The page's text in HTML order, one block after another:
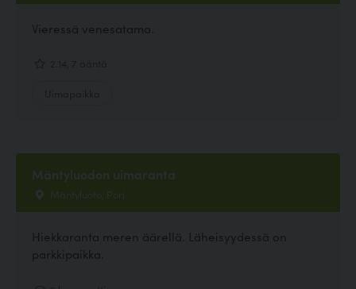
Vieressä venesatama.
Mäntyluodon uimaranta
Mäntyluoto, Pori
Hiekkaranta meren äärellä. Läheisyydessä on
parkkipaikka.